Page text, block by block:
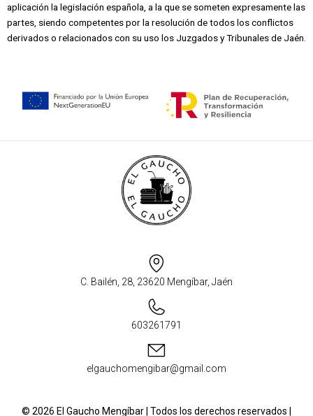
aplicación la legislación española, a la que se someten expresamente las
partes, siendo competentes por la resolución de todos los conflictos
derivados o relacionados con su uso los Juzgados y Tribunales de Jaén.
C. Bailén, 28, 23620 Mengíbar, Jaén
603261791
elgauchomengibar@gmail.com
© 2026 El Gaucho Mengíbar | Todos los derechos reservados |